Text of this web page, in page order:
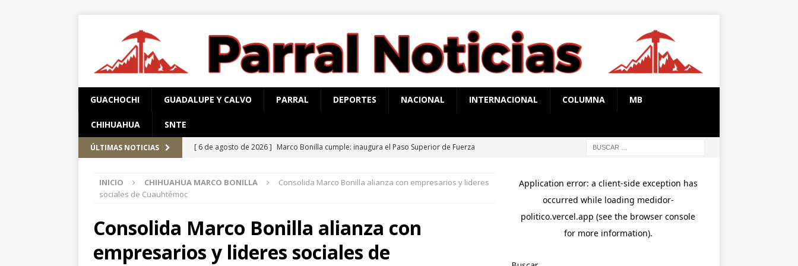
GUACHOCHI GUADALUPE Y CALVO PARRAL DEPORTES NACIONAL INTERNACIONAL COLUMNA MB
CHIHUAHUA SNTE
ÚLTIMAS NOTICIAS [ 6 de agosto de 2026 ] Marco Bonilla cumple: inaugura el Paso Superior de Fuerza
[ 5 de agosto de 2026 ]
Todo listo: hoy inaugura Marco Bonilla el paso superior de
[ 5 de agosto de 2026 ] Presentan la Ruta Mágica de las Barrancas del Cobre
PARRAL
INICIO CHIHUAHUA MARCO BONILLA
Consolida Marco Bonilla alianza con empresarios y lideres
sociales de Cuauhtémoc
Consolida Marco Bonilla alianza con
empresarios y lideres sociales de